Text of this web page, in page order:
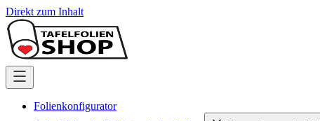
Direkt zum Inhalt
Folienkonfigurator